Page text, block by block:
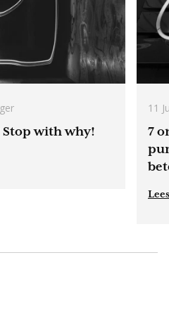
with why!
7
11